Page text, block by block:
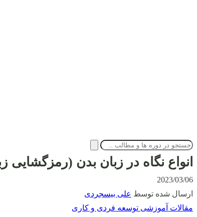
انواع نگاه در زبان بدن (رمزگشایی زبان بدن
2023/03/06
ارسال شده توسط علی بیسجردی
مقالات آموزشی توسعه فردی و کاری